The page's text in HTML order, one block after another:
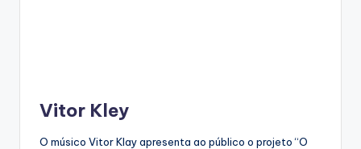
Vitor Kley
O músico Vitor Klay apresenta ao público o projeto “O